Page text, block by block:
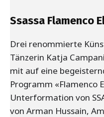
Ssassa Flamenco
Drei renommierte
Tänzerin Katja
mit auf eine
Programm «Flamenco
Unterformation von
von Arman Hussain,